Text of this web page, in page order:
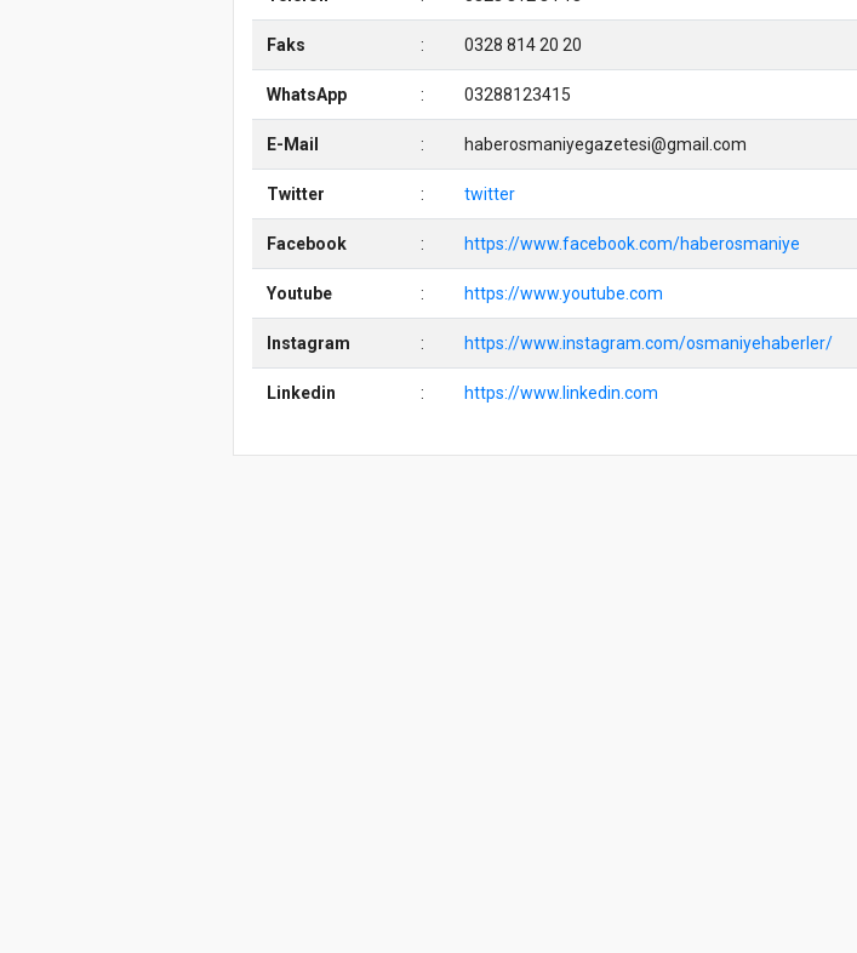
Faks : 0328 814 20 20
WhatsApp : 03288123415
E-Mail : haberosmaniyegazetesi@gmail.com
Twitter : twitter
Facebook : https://www.facebook.com/haberosmaniye
Youtube : https://www.youtube.com
Instagram : https://www.instagram.com/osmaniyehaberler/
Linkedin : https://www.linkedin.com